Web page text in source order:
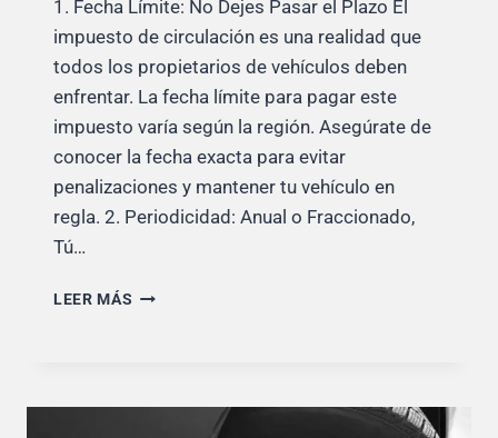
1. Fecha Límite: No Dejes Pasar el Plazo El
impuesto de circulación es una realidad que
todos los propietarios de vehículos deben
enfrentar. La fecha límite para pagar este
impuesto varía según la región. Asegúrate de
conocer la fecha exacta para evitar
penalizaciones y mantener tu vehículo en
regla. 2. Periodicidad: Anual o Fraccionado,
Tú…
LEER MÁS CUANDO
CIRCULACIÓN